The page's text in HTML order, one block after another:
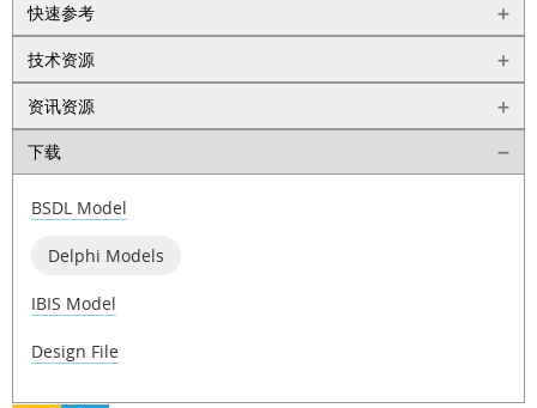
快速参考
技术资源
资讯资源
下载
BSDL Model
Delphi Models
IBIS Model
Design File